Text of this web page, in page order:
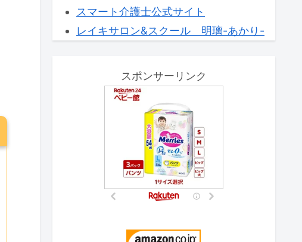
スマート介護士公式サイト
レイキサロン&スクール 明璃-あかり-
スポンサーリンク